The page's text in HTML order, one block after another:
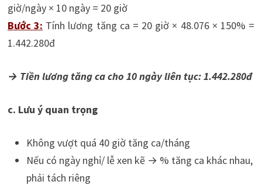
giờ/ngày × 10 ngày = 20 giờ
Bước 3: Tính lương tăng ca = 20 giờ × 48.076 × 150% =
1.442.280đ
→ Tiền lương tăng ca cho 10 ngày liên tục: 1.442.280đ
c. Lưu ý quan trọng
Không vượt quá 40 giờ tăng ca/tháng
Nếu có ngày nghỉ/ lễ xen kẽ → % tăng ca khác nhau,
phải tách riêng